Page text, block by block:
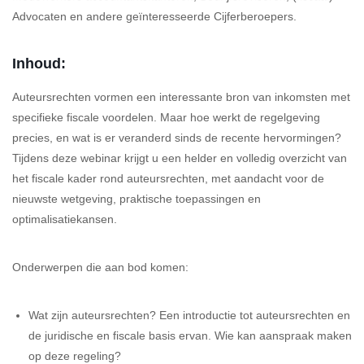
Advocaten en andere geïnteresseerde Cijferberoepers.
Inhoud:
Auteursrechten vormen een interessante bron van inkomsten met
specifieke fiscale voordelen. Maar hoe werkt de regelgeving
precies, en wat is er veranderd sinds de recente hervormingen?
Tijdens deze webinar krijgt u een helder en volledig overzicht van
het fiscale kader rond auteursrechten, met aandacht voor de
nieuwste wetgeving, praktische toepassingen en
optimalisatiekansen.
Onderwerpen die aan bod komen:
Wat zijn auteursrechten? Een introductie tot auteursrechten en
de juridische en fiscale basis ervan. Wie kan aanspraak maken
op deze regeling?